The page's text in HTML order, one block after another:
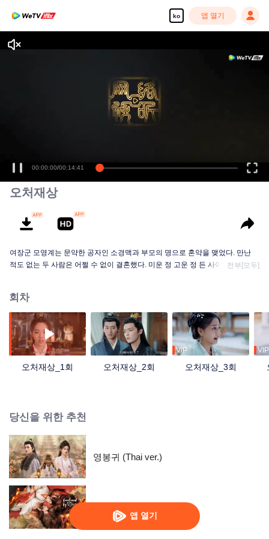
ko 앱 열기
앱 열기
00:00:00/00:14:41
오처재상
여장군 모영계는 문약한 공자인 소경맥과 부모의 명으로 혼약을 맺었다. 만난
적도 없는 두 사람은 어쩔 수 없이 결혼했다. 미운 정 고운 정 든 사이에 의외로
전부[모두]
회차
오처재상_1회 오처재상_2회
VIP
오처재상_3회
VIP
당신을 위한 추천
영봉귀 (Thai ver.)